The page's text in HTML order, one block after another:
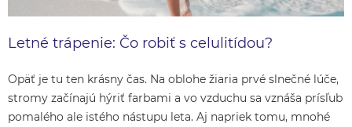
Letné trápenie: Čo robiť s celulitídou?
Opäť je tu ten krásny čas. Na oblohe žiaria prvé slnečné lúče,
stromy začínajú hýriť farbami a vo vzduchu sa vznáša prísľub
pomalého ale istého nástupu leta. Aj napriek tomu, mnohé